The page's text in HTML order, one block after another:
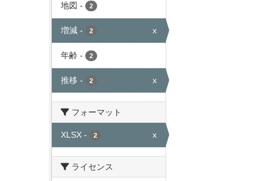
地図 - 2
増減 - 2 x
年齢 - 2
推移 - 2 x
フォーマット
XLSX - 2 x
ライセンス